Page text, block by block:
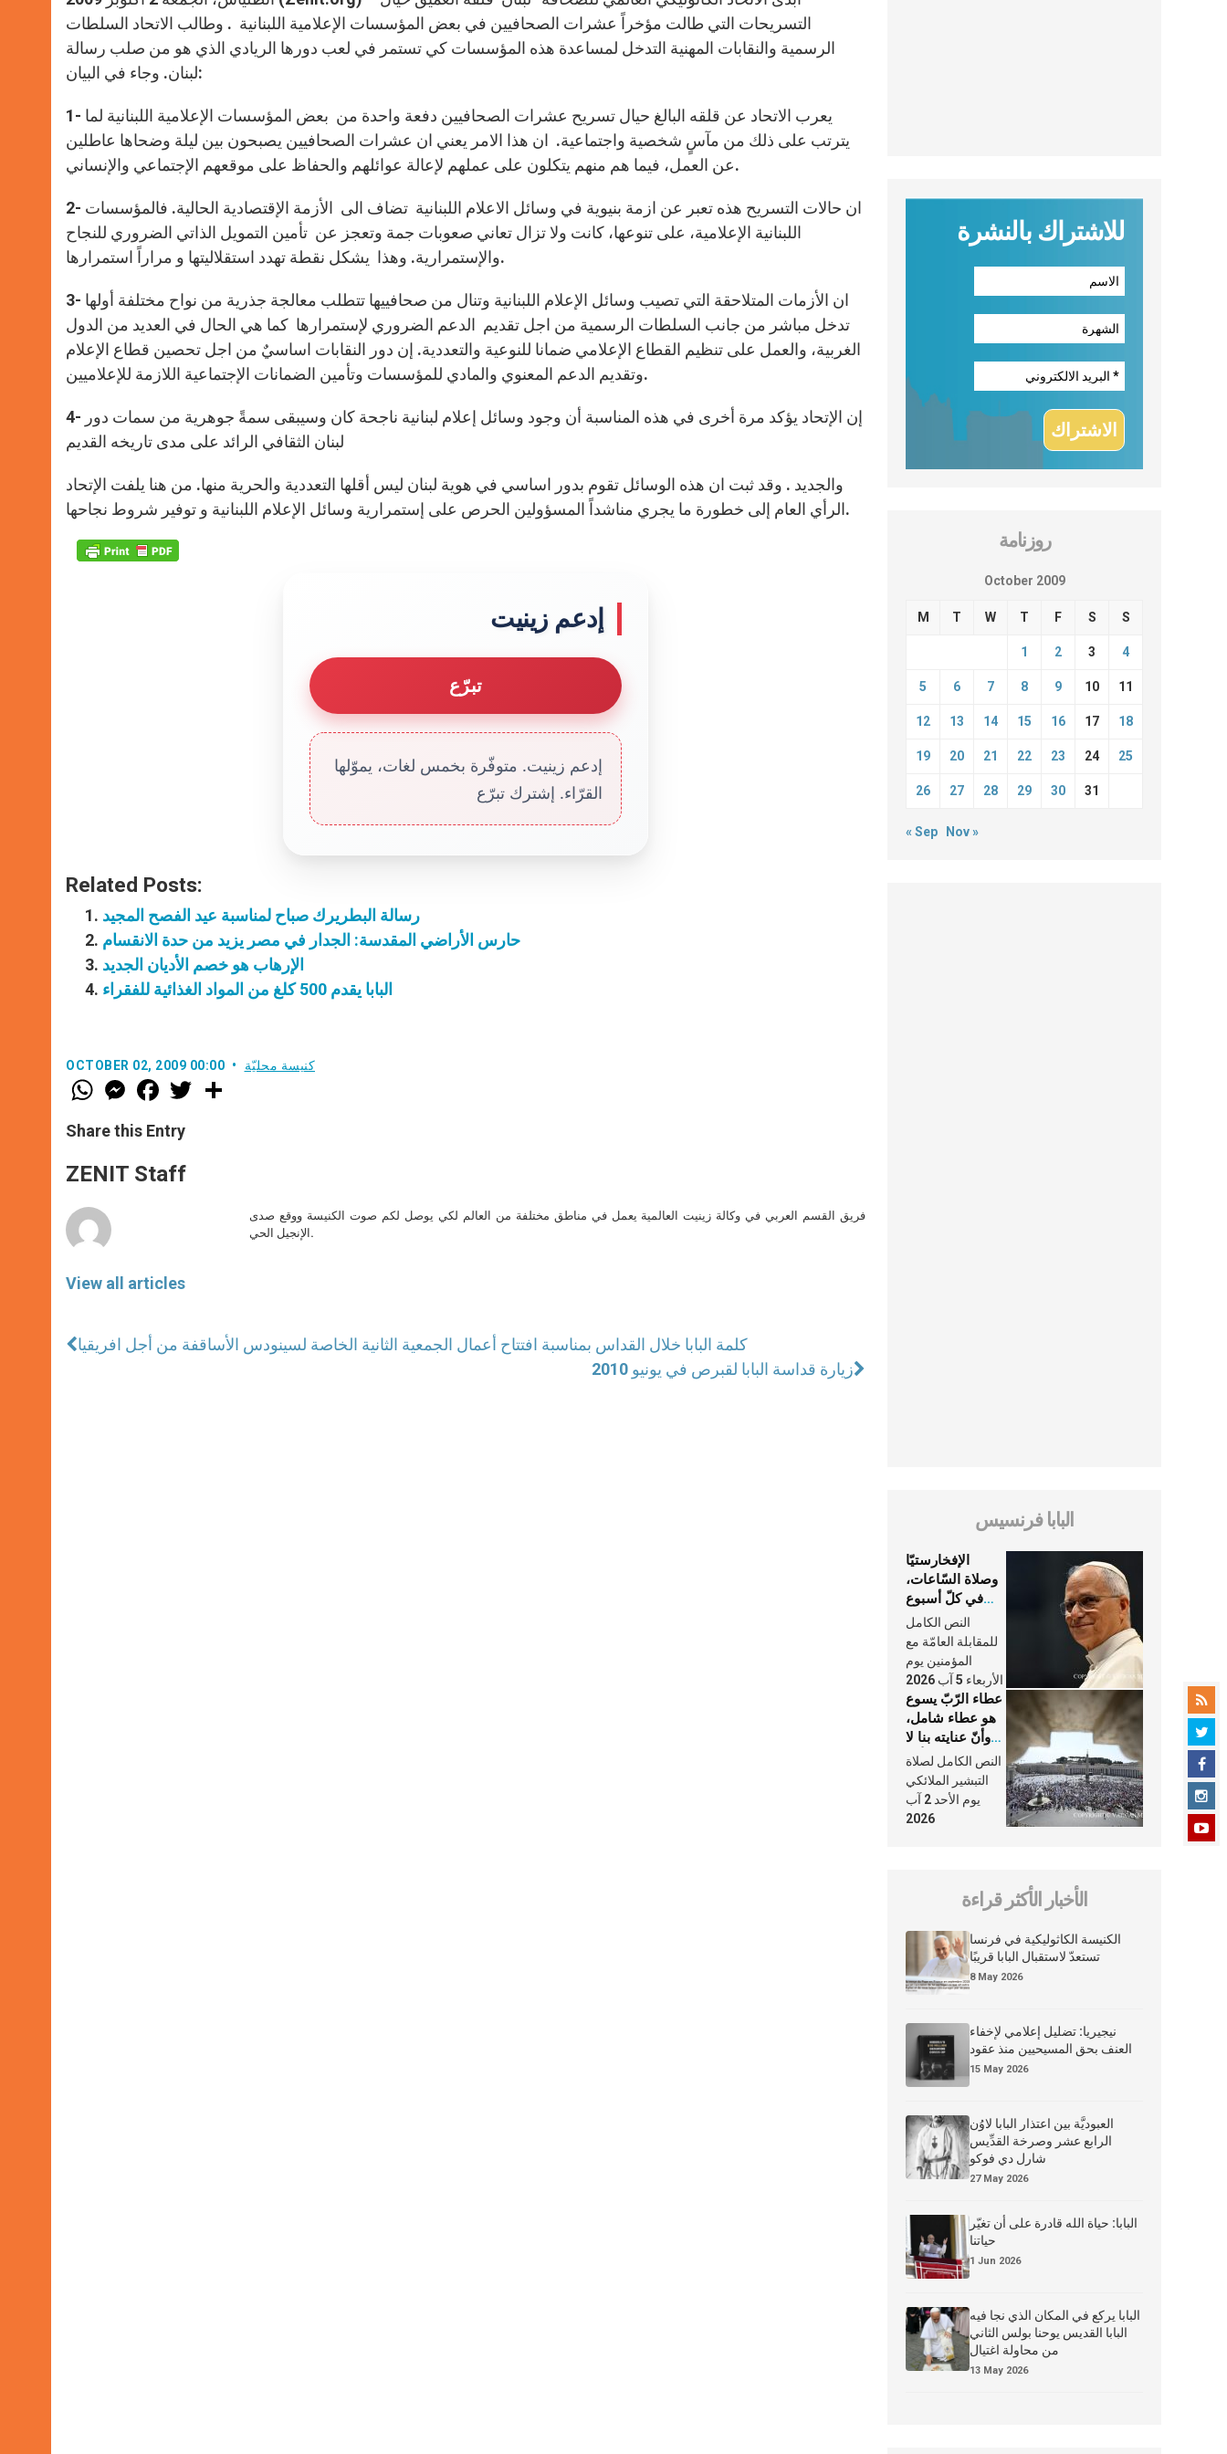
التسريحات التي طالت مؤخراً عشرات الصحافيين في بعض المؤسسات الإعلامية اللبنانية . وطالب الاتحاد السلطات
الرسمية والنقابات المهنية التدخل لمساعدة هذه المؤسسات كي تستمر في لعب دورها الريادي الذي هو من صلب رسالة
لبنان. وجاء في البيان:
1- يعرب الاتحاد عن قلقه البالغ حيال تسريح عشرات الصحافيين دفعة واحدة من بعض المؤسسات الإعلامية اللبنانية لما
يترتب على ذلك من مآسٍ شخصية واجتماعية. ان هذا الامر يعني ان عشرات الصحافيين يصبحون بين ليلة وضحاها عاطلين
عن العمل، فيما هم منهم يتكلون على عملهم لإعالة عوائلهم والحفاظ على موقعهم الإجتماعي والإنساني.
2- ان حالات التسريح هذه تعبر عن ازمة بنيوية في وسائل الاعلام اللبنانية تضاف الى الأزمة الإقتصادية الحالية. فالمؤسسات
اللبنانية الإعلامية، على تنوعها، كانت ولا تزال تعاني صعوبات جمة وتعجز عن تأمين التمويل الذاتي الضروري للنجاح
والإستمرارية. وهذا يشكل نقطة تهدد استقلاليتها و مراراً استمرارها.
3- ان الأزمات المتلاحقة التي تصيب وسائل الإعلام اللبنانية وتنال من صحافييها تتطلب معالجة جذرية من نواح مختلفة أولها
تدخل مباشر من جانب السلطات الرسمية من اجل تقديم الدعم الضروري لإستمرارها كما هي الحال في العديد من الدول
الغربية، والعمل على تنظيم القطاع الإعلامي ضمانا للنوعية والتعددية. إن دور النقابات اساسيٌ من اجل تحصين قطاع الإعلام
وتقديم الدعم المعنوي والمادي للمؤسسات وتأمين الضمانات الإجتماعية اللازمة للإعلاميين.
4- إن الإتحاد يؤكد مرة أخرى في هذه المناسبة أن وجود وسائل إعلام لبنانية ناجحة كان وسيبقى سمةً جوهرية من سمات دور
لبنان الثقافي الرائد على مدى تاريخه القديم
والجديد . وقد ثبت ان هذه الوسائل تقوم بدور اساسي في هوية لبنان ليس أقلها التعددية والحرية منها. من هنا يلفت الإتحاد
الرأي العام إلى خطورة ما يجري مناشداً المسؤولين الحرص على إستمرارية وسائل الإعلام اللبنانية و توفير شروط نجاحها.
إدعم زينيت
تبرّع
إدعم زينيت. متوفّرة بخمس لغات، يموّلها
القرّاء. إشترك تبرّع
Related Posts:
رسالة البطريرك صباح لمناسبة عيد الفصح المجيد
حارس الأراضي المقدسة: الجدار في مصر يزيد من حدة الانقسام
الإرهاب هو خصم الأديان الجديد
البابا يقدم 500 كلغ من المواد الغذائية للفقراء
OCTOBER 02, 2009 00:00 كنيسة محليّة
W
h
t
s
p
p
M
e
s
e
g
e
F
a
e
b
o
k
w
Share this Entry
ZENIT Staff
View all articles
فريق القسم العربي في وكالة زينيت العالمية يعمل في مناطق مختلفة من العالم لكي يوصل لكم صوت الكنيسة ووقع صدى
الإنجيل الحي.
كلمة البابا خلال القداس بمناسبة افتتاح أعمال الجمعية الثانية الخاصة لسينودس الأساقفة من أجل افريقيا
زيارة قداسة البابا لقبرص في يونيو 2010
للاشتراك بالنشرة
روزنامة
October 2009
M T W T F S S
1 2 3 4
5 6 7 8 9 10 11
12 13 14 15 16 17 18
19 20 21 22 23 24 25
26 27 28 29 30 31
« Sep Nov »
البابا فرنسيس
الإفخارستيّا
وصلاة السّاعات،
في كلّ أسبوع
وكلّ يوم، هما
النَّفَس في حياة
الكنيسة
النص الكامل
للمقابلة العامّة مع
المؤمنين يوم
الأربعاء 5 آب 2026
عطاء الرّبّ يسوع
هو عطاء شامل،
وأنّ عنايته بنا لا
تغيب عنّا أبدًا
النص الكامل لصلاة
التبشير الملائكي
يوم الأحد 2 آب
2026
الأخبار الأكثر قراءة
الكنيسة الكاثوليكية في فرنسا
تستعدّ لاستقبال البابا قريبًا
8 May 2026
نيجيريا: تضليل إعلامي لإخفاء
العنف بحق المسيحيين منذ عقود
15 May 2026
العبوديَّة بين اعتذار البابا لاوُن
الرابع عشر وصرخة القدِّيس
شارل دي فوكو
27 May 2026
البابا: حياة الله قادرة على أن تغيّر
حياتنا
1 Jun 2026
البابا يركع في المكان الذي نجا فيه
البابا القديس يوحنا بولس الثاني
من محاولة اغتيال
13 May 2026